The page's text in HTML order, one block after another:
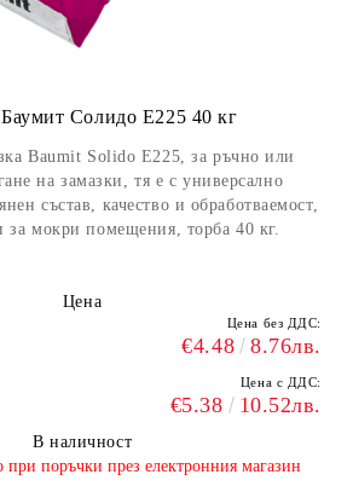
Баумит Солидо Е225 40 кг
Baumit Solido E225, за ръчно или
на замазки, тя е с универсално
състав, качество и обработваемост,
мокри помещения, торба 40 кг.
Цена
Цена без ДДС:
€4.48 8.76лв.
Цена с ДДС:
€5.38 10.52лв.
В наличност
при поръчки през електронния магазин